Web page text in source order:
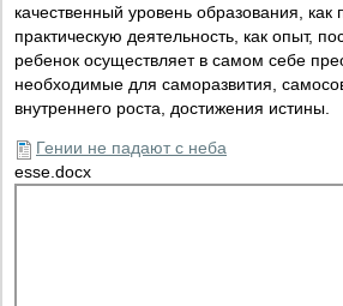
качественный уровень образования, как
практическую деятельность, как опыт,
ребенок осуществляет в самом себе
необходимые для саморазвития,
внутреннего роста, достижения истины.
Гении не падают с неба
esse.docx